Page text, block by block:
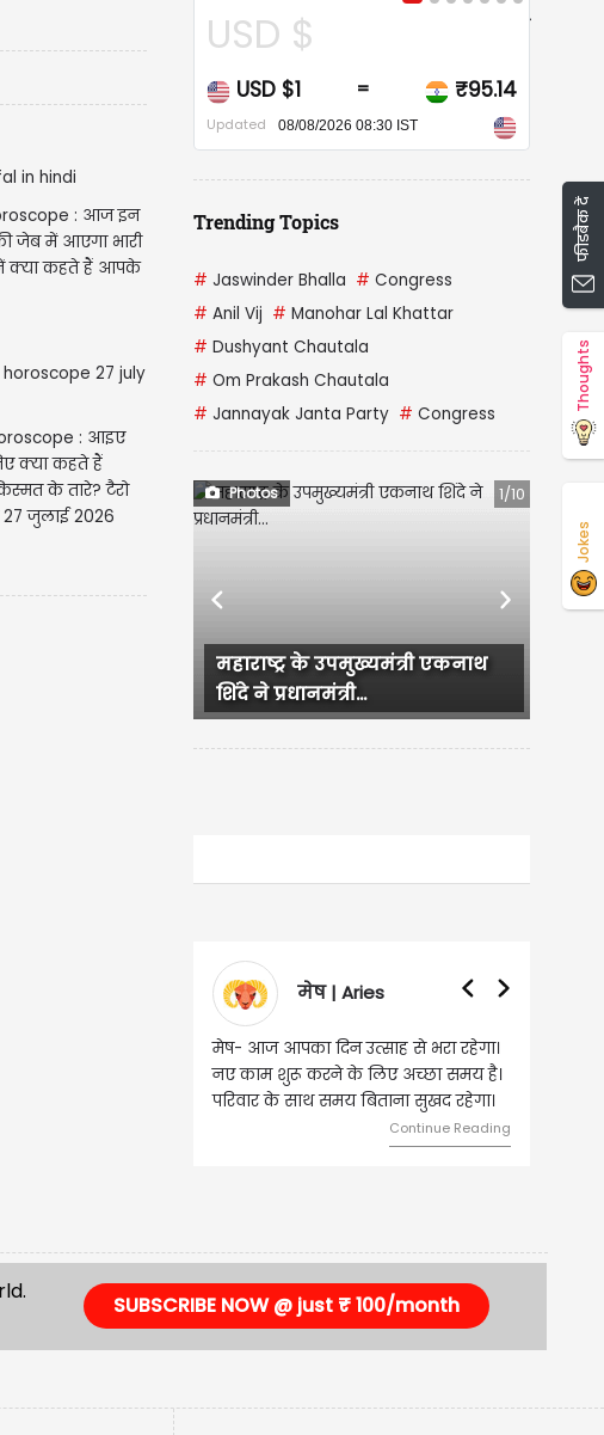
: आज इन
जेब में आएगा भारी
क्या कहते हैं आपके
: आइए
क्या कहते हैं
के तारे? टैरो
राशिफल 27 जुलाई 2026
USD $
USD $1 = ₹95.14
Updated 08/08/2026 08:30 IST
Trending Topics
# Jaswinder Bhalla # Congress
# Anil Vij # Manohar Lal Khattar
# Dushyant Chautala
# Om Prakash Chautala
# Jannayak Janta Party # Congress
Photos 1/10
महाराष्ट्र के उपमुख्यमंत्री एकनाथ
शिंदे ने प्रधानमंत्री...
Previous Next
मेष | Aries
मेष- आज आपका दिन उत्साह से भरा रहेगा।
नए काम शुरू करने के लिए अच्छा समय है।
परिवार के साथ समय बिताना सुखद रहेगा।
Continue Reading
SUBSCRIBE NOW @ just ₹ 100/month
फीडबैक दें
Thoughts
Jokes